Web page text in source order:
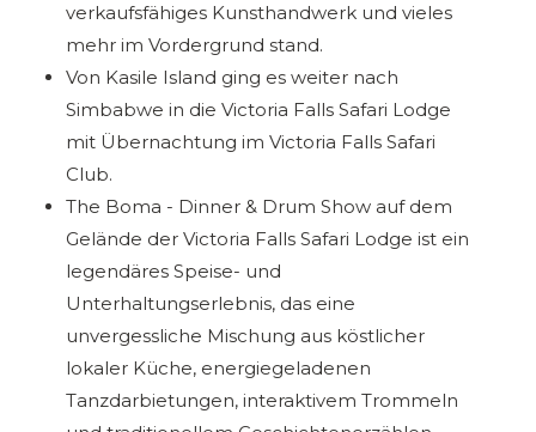
verkaufsfähiges Kunsthandwerk und vieles
mehr im Vordergrund stand.
Von Kasile Island ging es weiter nach
Simbabwe in die Victoria Falls Safari Lodge
mit Übernachtung im Victoria Falls Safari
Club.
The Boma - Dinner & Drum Show auf dem
Gelände der Victoria Falls Safari Lodge ist ein
legendäres Speise- und
Unterhaltungserlebnis, das eine
unvergessliche Mischung aus köstlicher
lokaler Küche, energiegeladenen
Tanzdarbietungen, interaktivem Trommeln